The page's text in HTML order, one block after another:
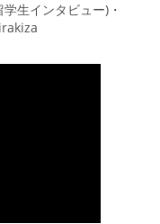
生インタビュー)・